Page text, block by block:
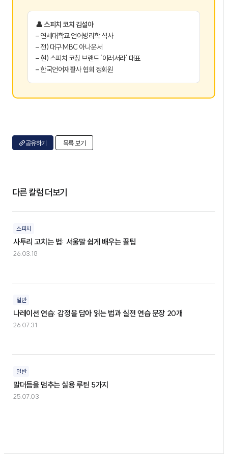
👤 스피치 코치 김설아
– 연세대학교 언어병리학 석사
– 전) 대구 MBC 아나운서
– 현) 스피치 코칭 브랜드 ‘이러서라’ 대표
– 한국언어재활사 협회 정회원
공유하기 목록 보기
다른 칼럼 더보기
스피치
사투리 고치는 법: 서울말 쉽게 배우는 꿀팁
26.03.18
일반
나레이션 연습: 감정을 담아 읽는 법과 실전 연습 문장 20개
26.07.31
일반
말더듬을 멈추는 실용 루틴 5가지
25.07.03